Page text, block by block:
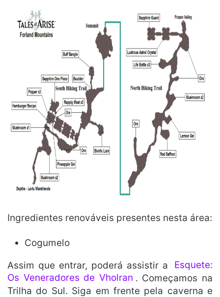
Ingredientes renováveis presentes nesta área:
Cogumelo
Assim que entrar, poderá assistir a
Esquete:
Os Veneradores de Vholran . Começamos na
Trilha do Sul. Siga em frente pela caverna e